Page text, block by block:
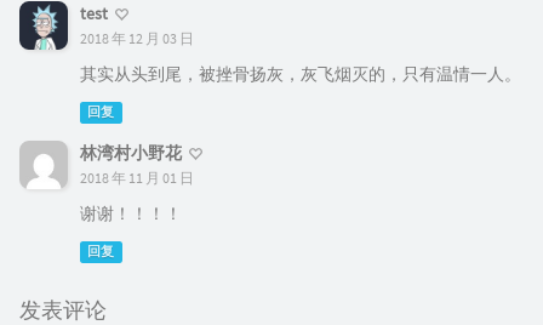
test
2018 年 12 月 03 日
其实从头到尾，被挫骨扬灰，灰飞烟灭的，只有温情一人。
回复
林湾村小野花
2018 年 11 月 01 日
谢谢！！！！
回复
发表评论